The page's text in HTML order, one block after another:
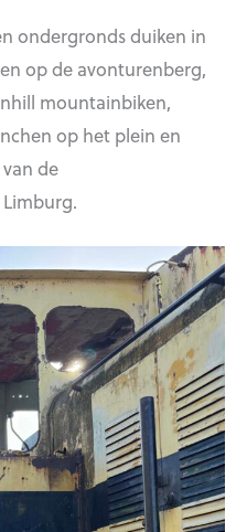
ondergronds duiken in
op de avonturenberg,
mountainbiken,
op het plein en
de